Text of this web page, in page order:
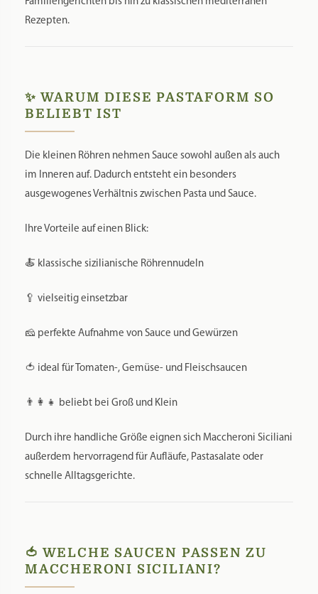
Rezepten.
✨ WARUM DIESE PASTAFORM SO
BELIEBT IST
Die kleinen Röhren nehmen Sauce sowohl außen als auch
im Inneren auf. Dadurch entsteht ein besonders
ausgewogenes Verhältnis zwischen Pasta und Sauce.
Ihre Vorteile auf einen Blick:
🍝 klassische sizilianische Röhrennudeln
🥄 vielseitig einsetzbar
🧀 perfekte Aufnahme von Sauce und Gewürzen
🍅 ideal für Tomaten-, Gemüse- und Fleischsaucen
👨‍👩‍👧 beliebt bei Groß und Klein
Durch ihre handliche Größe eignen sich Maccheroni Siciliani
außerdem hervorragend für Aufläufe, Pastasalate oder
schnelle Alltagsgerichte.
🍅 WELCHE SAUCEN PASSEN ZU
MACCHERONI SICILIANI?